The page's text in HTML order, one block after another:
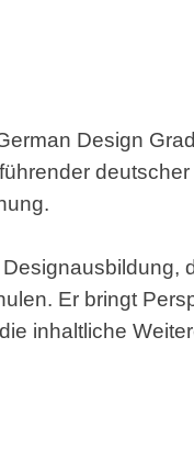
Design
Er bringt
inhaltliche